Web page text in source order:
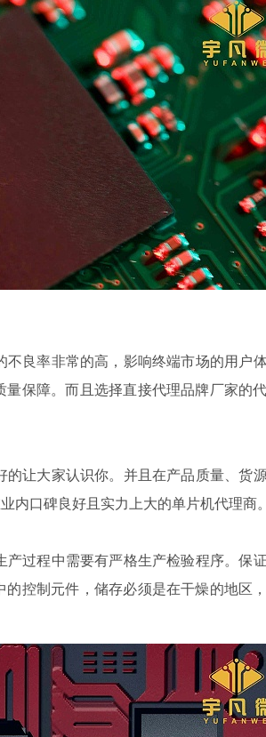
良率非常的高，影响终端市场的用户
保障。而且选择直接代理品牌厂家的
让大家认识你。并且在产品质量、货
口碑良好且实力上大的单片机代理商。
程中需要有严格生产检验程序。保证
控制元件，储存必须是在干燥的地区